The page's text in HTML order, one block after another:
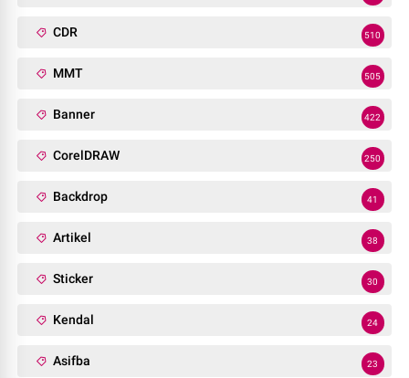
CDR 510
MMT 505
Banner 422
CorelDRAW 250
Backdrop 41
Artikel 38
Sticker 30
Kendal 24
Asifba 23